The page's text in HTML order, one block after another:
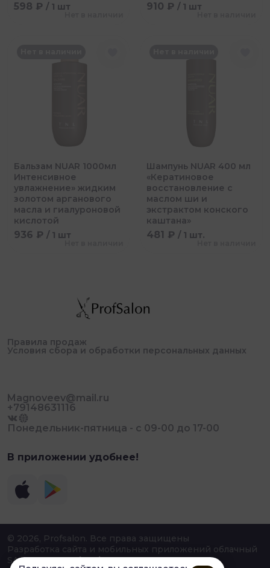
598 ₽ / 1 шт 910 ₽ / 1 шт
Бальзам NUAR 1000мл
Интенсивное
увлажнение» жидким
золотом арганового
масла и гиалуроновой
кислотой
936 ₽ / 1 шт
Шампунь NUAR 400 мл
«Кератиновое
восстановление с
маслом ши и
экстрактом конского
каштана»
481 ₽ / 1 шт.
Правила продаж
Условия сбора и обработки персональных данных
Magnoveev@mail.ru
+79148631116
Понедельник-пятница - с 09-00 до 17-00
В приложении удобнее!
© 2026, Profsalon. Все права защищены
Разработка сайта и мобильных приложений облачный
SAAS сервисSalesKit